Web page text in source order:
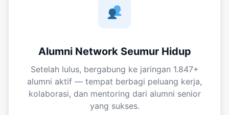
Alumni Network Seumur Hidup
Setelah lulus, bergabung ke jaringan 1.847+
alumni aktif — tempat berbagi peluang kerja,
kolaborasi, dan mentoring dari alumni senior
yang sukses.